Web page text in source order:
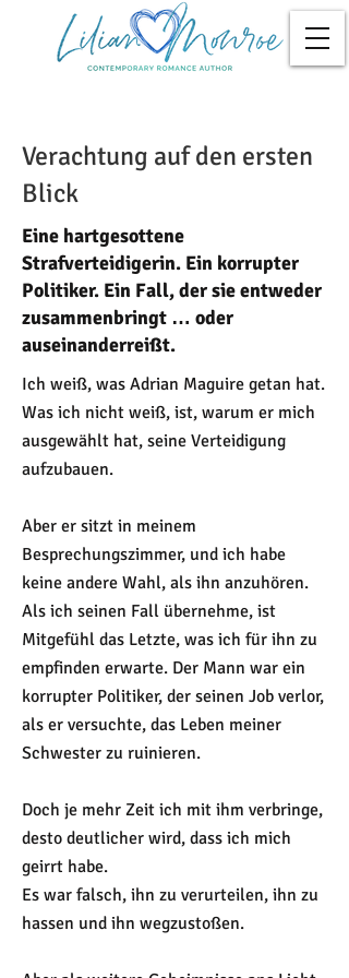
Verachtung auf den ersten
Blick
Eine hartgesottene
Strafverteidigerin. Ein korrupter
Politiker. Ein Fall, der sie entweder
zusammenbringt … oder
auseinanderreißt.
Ich weiß, was Adrian Maguire getan hat.
Was ich nicht weiß, ist, warum er mich
ausgewählt hat, seine Verteidigung
aufzubauen.
Aber er sitzt in meinem
Besprechungszimmer, und ich habe
keine andere Wahl, als ihn anzuhören.
Als ich seinen Fall übernehme, ist
Mitgefühl das Letzte, was ich für ihn zu
empfinden erwarte. Der Mann war ein
korrupter Politiker, der seinen Job verlor,
als er versuchte, das Leben meiner
Schwester zu ruinieren.
Doch je mehr Zeit ich mit ihm verbringe,
desto deutlicher wird, dass ich mich
geirrt habe.
Es war falsch, ihn zu verurteilen, ihn zu
hassen und ihn wegzustoßen.